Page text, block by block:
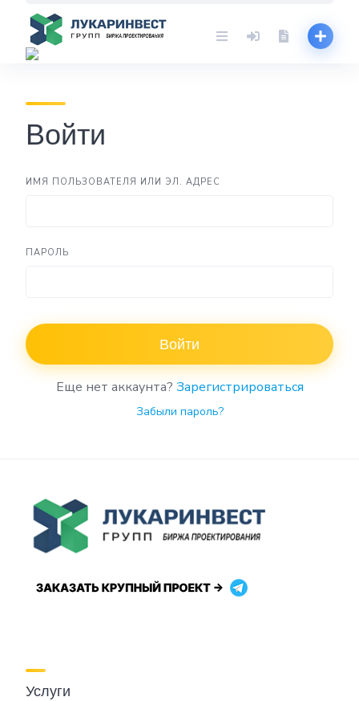
content
Войти
ИМЯ ПОЛЬЗОВАТЕЛЯ ИЛИ ЭЛ. АДРЕС
ПАРОЛЬ
Войти
Еще нет аккаунта? Зарегистрироваться
Забыли пароль?
Услуги